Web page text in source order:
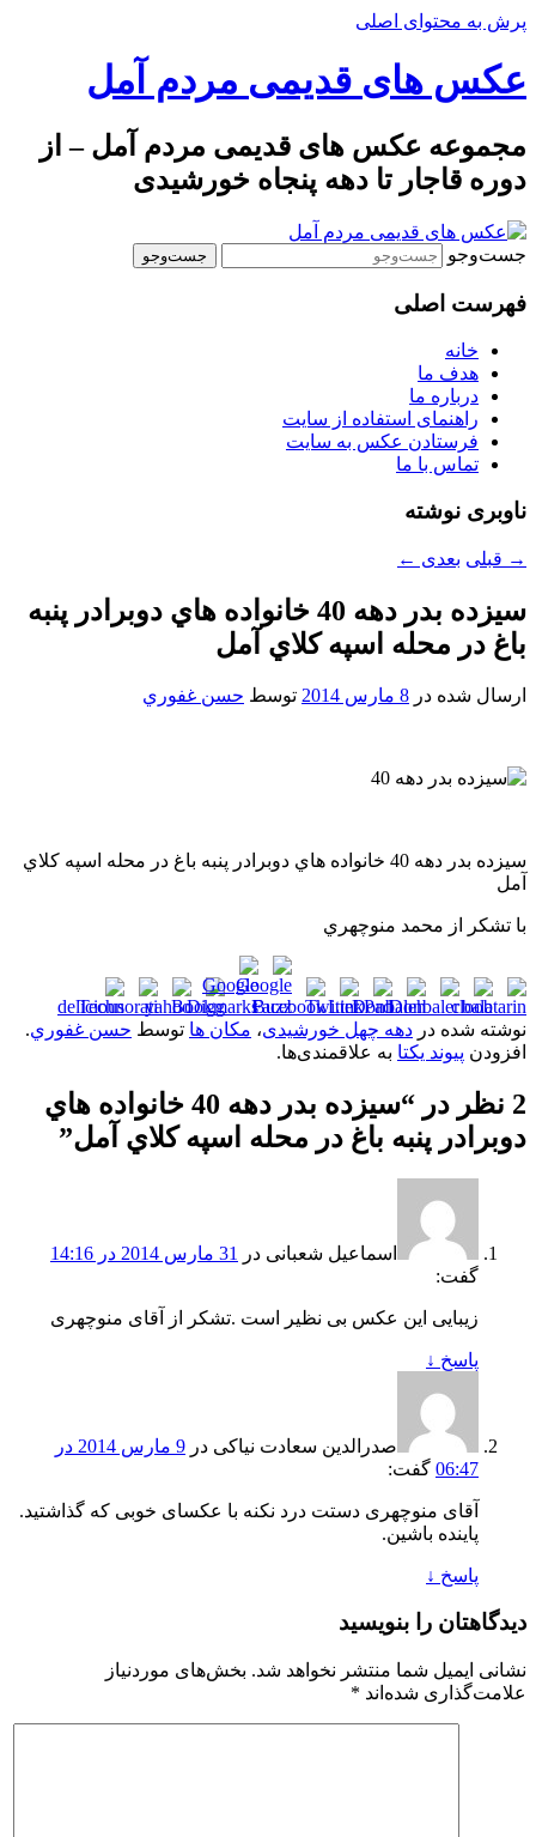
پرش به محتوای اصلی
عکس های قدیمی مردم آمل
مجموعه عکس های قدیمی مردم آمل – از
دوره قاجار تا دهه پنجاه خورشیدی
جست‌وجو
فهرست اصلی
خانه
هدف ما
درباره ما
راهنمای استفاده از سایت
فرستادن عکس به سایت
تماس با ما
ناوبری نوشته
→ قبلی بعدی ←
سيزده بدر دهه 40 خانواده هاي دوبرادر پنبه
باغ در محله اسپه کلاي آمل
ارسال شده در 8 مارس 2014 توسط حسن غفوري
سيزده بدر دهه 40 خانواده هاي دوبرادر پنبه باغ در محله اسپه کلاي
آمل
با تشکر از محمد منوچهري
نوشته شده در دهه چهل خورشیدی، مکان ها توسط حسن غفوري.
افزودن پیوند یکتا به علاقمندی‌ها.
2 نظر در “
سيزده بدر دهه 40 خانواده هاي
دوبرادر پنبه باغ در محله اسپه کلاي آمل”
اسماعیل شعبانی در
31 مارس 2014 در 14:16
گفت:
زیبایی این عکس بی نظیر است .تشکر از آقای منوچهری
پاسخ ↓
صدرالدین سعادت نیاکی در
9 مارس 2014 در
06:47 گفت:
آقای منوچهری دستت درد نکنه با عکسای خوبی که گذاشتید.
پاینده باشین.
پاسخ ↓
دیدگاهتان را بنویسید
نشانی ایمیل شما منتشر نخواهد شد. بخش‌های موردنیاز
علامت‌گذاری شده‌اند *